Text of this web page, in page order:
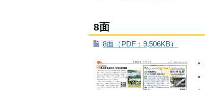
8面
8面（PDF：9,506KB）